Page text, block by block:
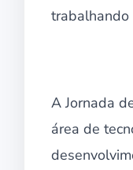
trabalhando
A Jornada
área de